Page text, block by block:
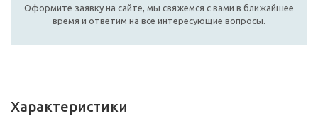
Оформите заявку на сайте, мы свяжемся с вами в ближайшее
время и ответим на все интересующие вопросы.
Характеристики